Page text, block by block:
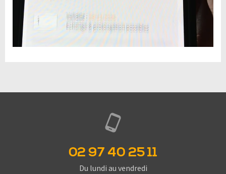
02 97 40 25 11
Du lundi au vendredi